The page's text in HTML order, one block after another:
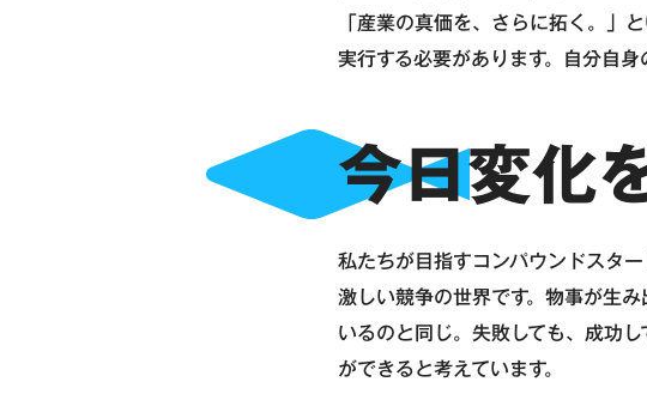
「産業の真価を、さらに拓く。」
実行する必要があります。自分自
今日変化
私たちが目指すコンパウンドスタ
激しい競争の世界です。物事が生
いるのと同じ。失敗しても、成功
ができると考えています。